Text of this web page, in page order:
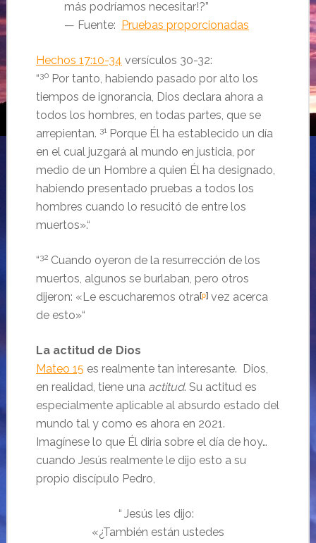
más podríamos necesitar!?”
— Fuente:
Pruebas proporcionadas
Hechos 17:10-34 versículos 30-32:
“30 Por tanto, habiendo pasado por alto los
tiempos de ignorancia, Dios declara ahora a
todos los hombres, en todas partes, que se
arrepientan. 31 Porque Él ha establecido un día
en el cual juzgará al mundo en justicia, por
medio de un Hombre a quien Él ha designado,
habiendo presentado pruebas a todos los
hombres cuando lo resucitó de entre los
muertos».“
“32 Cuando oyeron de la resurrección de los
muertos, algunos se burlaban, pero otros
dijeron: «Le escucharemos otra[p]vez acerca
de esto»“
La actitud de Dios
Mateo 15 es realmente tan interesante. Dios,
en realidad, tiene una actitud. Su actitud es
especialmente aplicable al absurdo estado del
mundo tal y como es ahora en 2021.
Imagínese lo que Él diría sobre el día de hoy…
cuando Jesús realmente le dijo esto a su
propio discípulo Pedro,
“ Jesús les dijo:
«¿También están ustedes